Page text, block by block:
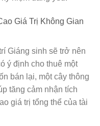
Giá Trị Không Gian
Giáng sinh sẽ trở nên
ý định cho thuê một
bán lại, một cây thông
tăng cảm nhận tích
giá trị tổng thể của tài